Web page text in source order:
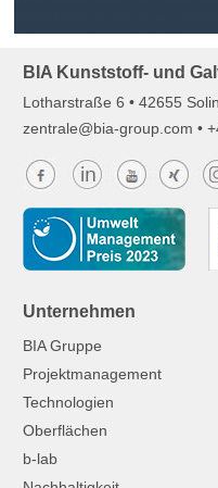
BIA Kunststoff- und
Lotharstraße 6 • 42655
z ntr l b -gr p c m •
Unternehmen
BIA Gruppe
Projektmanagement
Technologien
Oberflächen
b-lab